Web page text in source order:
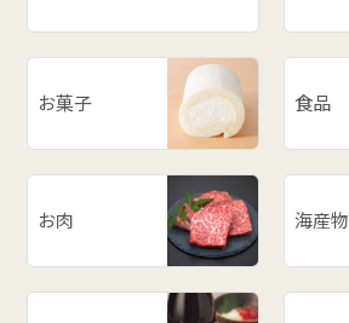
お菓子 食品
お肉 海産物